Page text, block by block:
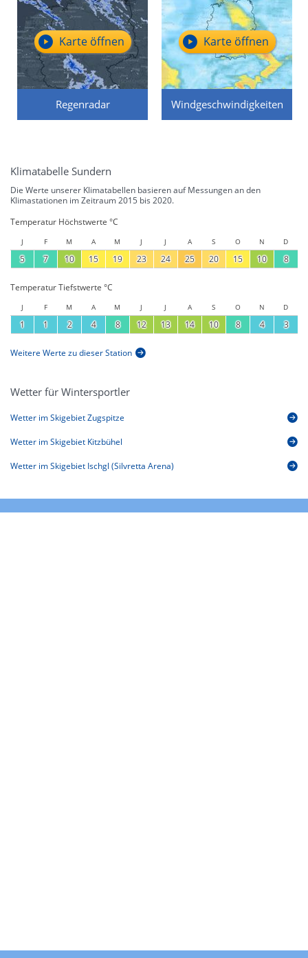
Regenradar
Karte öffnen
Windgeschwindigkeiten
Karte öffnen
Klimatabelle Sundern
Die Werte unserer Klimatabellen basieren auf Messungen an den
Klimastationen im Zeitraum 2015 bis 2020.
Temperatur Höchstwerte °C
J F M A M J J A S O N D
5 7 10 15 19 23 24 25 20 15 10 8
Temperatur Tiefstwerte °C
J F M A M J J A S O N D
1 1 2 4 8 12 13 14 10 8 4 3
Weitere Werte zu dieser Station
Wetter für Wintersportler
Wetter im Skigebiet Zugspitze
Wetter im Skigebiet Kitzbühel
Wetter im Skigebiet Ischgl (Silvretta Arena)